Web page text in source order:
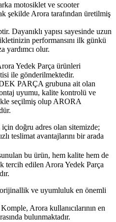
motosiklet ve scooter
şekilde Arora tarafından üretilmiş
Dayanıklı yapısı sayesinde uzun
performansını ilk günkü
yardımcı olur.
Yedek Parça ürünleri
ile gönderilmektedir.
PARÇA grubuna ait olan
uyumu, kalite kontrolü ve
seçilmiş olup ARORA
doğru adres olan sitemizde;
teslimat avantajlarını bir arada
bu ürün, hem kalite hem de
tercih edilen Arora Yedek Parça
orijinallik ve uyumluluk en önemli
Arora kullanıcılarının en
bulunmaktadır.